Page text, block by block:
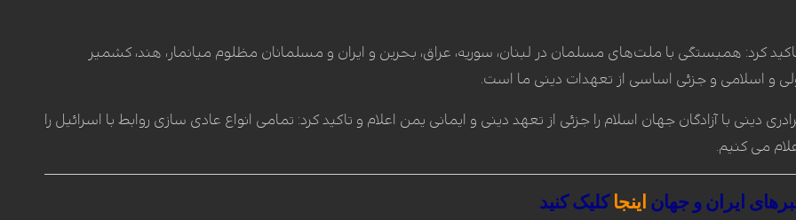
کرد: همبستگی با ملت‌های مسلمان در لبنان، سوریه، عراق، بحرین و ایران و مسلمانان مظلوم میانمار، هند، کشمیر
و اسلامی و جزئی اساسی از تعهدات دینی ما است.
دینی با آزادگان جهان اسلام را جزئی از تعهد دینی و ایمانی یمن اعلام و تاکید کرد: تمامی انواع عادی سازی روابط با اسرائیل را
می کنیم.
ایران و جهان اینجا کلیککنید